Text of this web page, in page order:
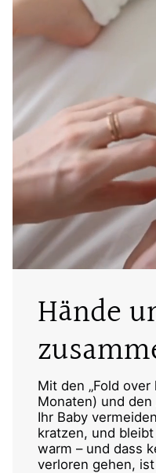
Hände
Mit den „Fold over
Monaten) und den
Ihr Baby
kratzen, und
warm – und dass
verloren gehen,